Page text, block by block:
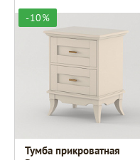
-10%
Тумба прикроватная